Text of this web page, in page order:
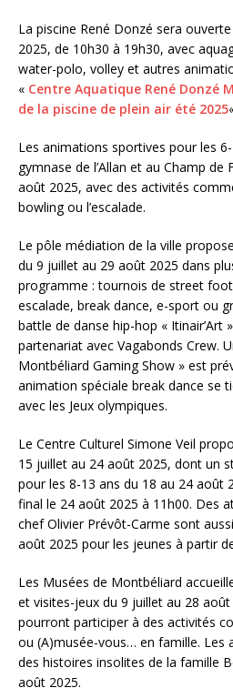
La piscine René Donzé sera
2025, de 10h30 à 19h30, avec
water-polo, volley et autres
« Centre Aquatique René Donzé
de la piscine de plein air été 2025
Les animations sportives pour les
gymnase de l’Allan et au Champ
août 2025, avec des activités
bowling ou l’escalade.
Le pôle médiation de la ville
du 9 juillet au 29 août 2025 dans
programme : tournois de street
escalade, break dance, e-sport ou
battle de danse hip-hop « Itinair’Art
partenariat avec Vagabonds Crew.
Montbéliard Gaming Show » est
animation spéciale break dance se
avec les Jeux olympiques.
Le Centre Culturel Simone Veil
15 juillet au 24 août 2025, dont un
pour les 8-13 ans du 18 au 24 août
final le 24 août 2025 à 11h00. Des
chef Olivier Prévôt-Carme sont
août 2025 pour les jeunes à partir
Les Musées de Montbéliard
et visites-jeux du 9 juillet au 28
pourront participer à des activités
ou (A)musée-vous… en famille. Les
des histoires insolites de la famille
août 2025.